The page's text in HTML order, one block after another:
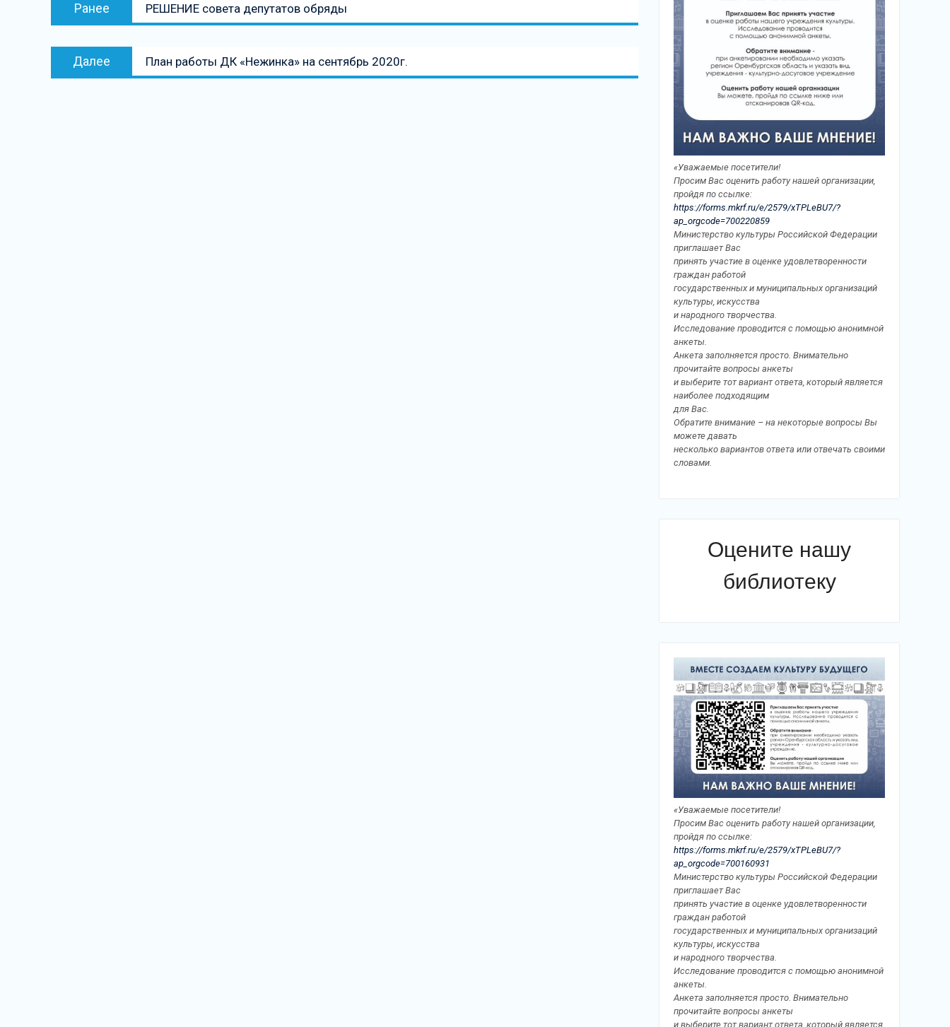
Ранее
запись:
РЕШЕНИЕ совета депутатов обряды
Далее
Следующая
запись
План работы ДК «Нежинка» на сентябрь 2020г.
«Уважаемые посетители!
Просим Вас оценить работу нашей организации,
пройдя по ссылке:
https://forms.mkrf.ru/e/2579/xTPLeBU7/?
ap_orgcode=700220859
Министерство культуры Российской Федерации
приглашает Вас
принять участие в оценке удовлетворенности
граждан работой
государственных и муниципальных организаций
культуры, искусства
и народного творчества.
Исследование проводится с помощью анонимной
анкеты.
Анкета заполняется просто. Внимательно
прочитайте вопросы анкеты
и выберите тот вариант ответа, который является
наиболее подходящим
для Вас.
Обратите внимание – на некоторые вопросы Вы
можете давать
несколько вариантов ответа или отвечать своими
словами.
Оцените нашу
библиотеку
«Уважаемые посетители!
Просим Вас оценить работу нашей организации,
пройдя по ссылке:
https://forms.mkrf.ru/e/2579/xTPLeBU7/?
ap_orgcode=700160931
Министерство культуры Российской Федерации
приглашает Вас
принять участие в оценке удовлетворенности
граждан работой
государственных и муниципальных организаций
культуры, искусства
и народного творчества.
Исследование проводится с помощью анонимной
анкеты.
Анкета заполняется просто. Внимательно
прочитайте вопросы анкеты
и выберите тот вариант ответа, который является